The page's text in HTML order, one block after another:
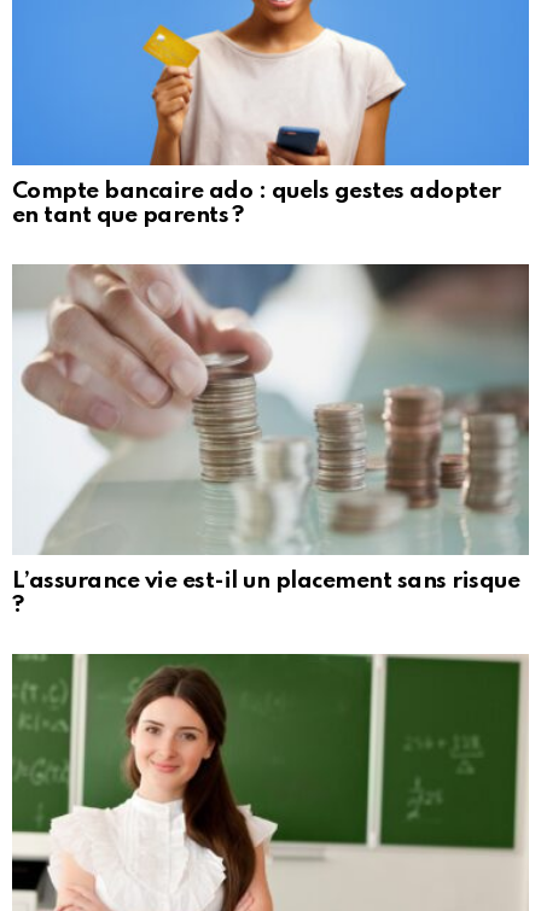
Compte bancaire ado : quels gestes adopter
en tant que parents ?
L’assurance vie est-il un placement sans risque
?